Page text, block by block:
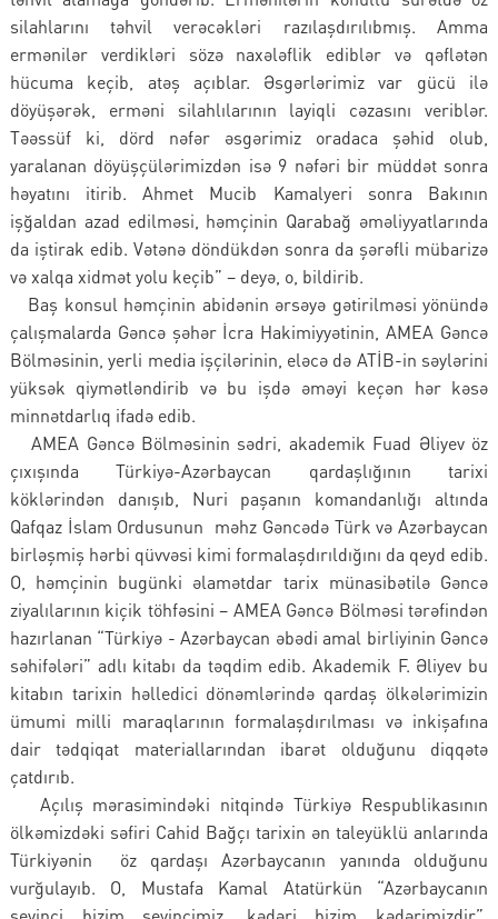
silahlarını təhvil verəcəkləri razılaşdırılıbmış. Amma
ermənilər verdikləri sözə naxələflik ediblər və qəflətən
hücuma keçib, atəş açıblar. Əsgərlərimiz var gücü ilə
döyüşərək, erməni silahlılarının layiqli cəzasını veriblər.
Təəssüf ki, dörd nəfər əsgərimiz oradaca şəhid olub,
yaralanan döyüşçülərimizdən isə 9 nəfəri bir müddət sonra
həyatını itirib. Ahmet Mucib Kamalyeri sonra Bakının
işğaldan azad edilməsi, həmçinin Qarabağ əməliyyatlarında
da iştirak edib. Vətənə döndükdən sonra da şərəfli mübarizə
və xalqa xidmət yolu keçib” – deyə, o, bildirib.
Baş konsul həmçinin abidənin ərsəyə gətirilməsi yönündə
çalışmalarda Gəncə şəhər İcra Hakimiyyətinin, AMEA Gəncə
Bölməsinin, yerli media işçilərinin, eləcə də ATİB-in səylərini
yüksək qiymətləndirib və bu işdə əməyi keçən hər kəsə
minnətdarlıq ifadə edib.
AMEA Gəncə Bölməsinin sədri, akademik Fuad Əliyev öz
çıxışında Türkiyə-Azərbaycan qardaşlığının tarixi
köklərindən danışıb, Nuri paşanın komandanlığı altında
Qafqaz İslam Ordusunun məhz Gəncədə Türk və Azərbaycan
birləşmiş hərbi qüvvəsi kimi formalaşdırıldığını da qeyd edib.
O, həmçinin bugünki əlamətdar tarix münasibətilə Gəncə
ziyalılarının kiçik töhfəsini – AMEA Gəncə Bölməsi tərəfindən
hazırlanan “Türkiyə - Azərbaycan əbədi amal birliyinin Gəncə
səhifələri” adlı kitabı da təqdim edib. Akademik F. Əliyev bu
kitabın tarixin həlledici dönəmlərində qardaş ölkələrimizin
ümumi milli maraqlarının formalaşdırılması və inkişafına
dair tədqiqat materiallarından ibarət olduğunu diqqətə
çatdırıb.
Açılış mərasimindəki nitqində Türkiyə Respublikasının
ölkəmizdəki səfiri Cahid Bağçı tarixin ən taleyüklü anlarında
Türkiyənin öz qardaşı Azərbaycanın yanında olduğunu
vurğulayıb. O, Mustafa Kamal Atatürkün “Azərbaycanın